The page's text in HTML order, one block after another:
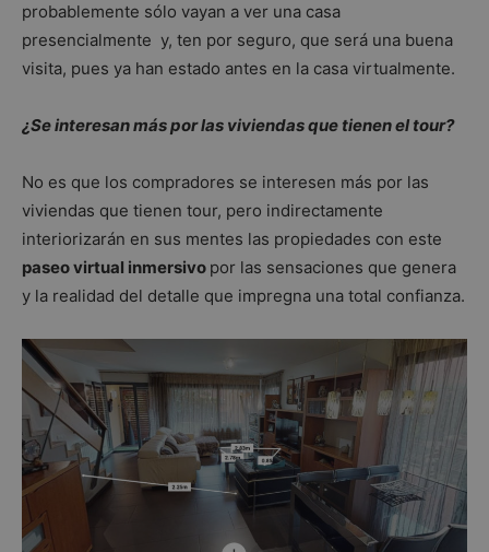
probablemente sólo vayan a ver una casa
presencialmente y, ten por seguro, que será una buena
visita, pues ya han estado antes en la casa virtualmente.
¿Se interesan más por las viviendas que tienen el tour?
No es que los compradores se interesen más por las
viviendas que tienen tour, pero indirectamente
interiorizarán en sus mentes las propiedades con este
paseo virtual inmersivo por las sensaciones que genera
y la realidad del detalle que impregna una total confianza.